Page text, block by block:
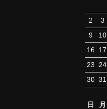
2
3
9
10
16
17
23
24
30 31
日
月